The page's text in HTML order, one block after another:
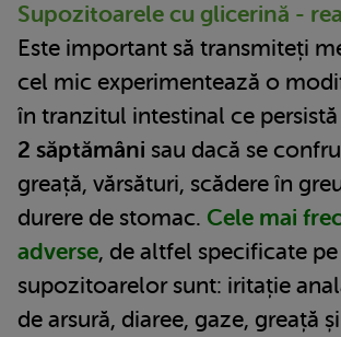
Supozitoarele cu glicerină -
Este important să transmiteți
cel mic experimentează o
în tranzitul intestinal ce
2 săptămâni sau dacă se
greață, vărsături, scădere în
durere de stomac. Cele mai
adverse, de altfel specificate
supozitoarelor sunt: iritație
de arsură, diaree, gaze, greață